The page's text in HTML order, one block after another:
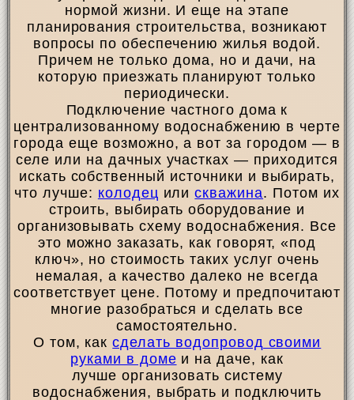
нормой жизни. И еще на этапе
планирования строительства, возникают
вопросы по обеспечению жилья водой.
Причем не только дома, но и дачи, на
которую приезжать планируют только
периодически.
Подключение частного дома к
централизованному водоснабжению в черте
города еще возможно, а вот за городом — в
селе или на дачных участках — приходится
искать собственный источники и выбирать,
что лучше: колодец илискважина. Потом их
строить, выбирать оборудование и
организовывать схему водоснабжения. Все
это можно заказать, как говорят, «под
ключ», но стоимость таких услуг очень
немалая, а качество далеко не всегда
соответствует цене. Потому и предпочитают
многие разобраться и сделать все
самостоятельно.
О том, каксделать водопровод своими
руками в доме и на даче, как
лучше организовать систему
водоснабжения, выбрать и подключить